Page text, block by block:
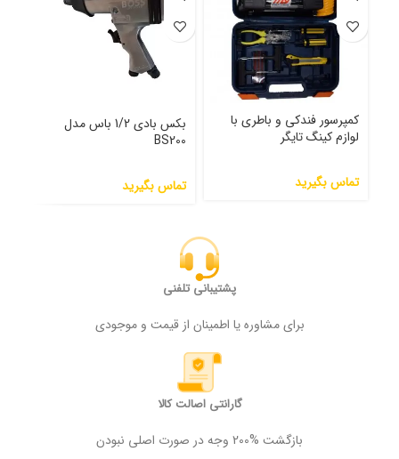
کمپرسور فندکی و باطری با
لوازم کینگ تایگر
تماس بگیرید
بکس بادی 1/2 باس مدل
BS200
تماس بگیرید
پشتیبانی تلفنی
برای مشاوره یا اطمینان از قیمت و موجودی
گارانتی اصالت کالا
بازگشت %200 وجه در صورت اصلی نبودن